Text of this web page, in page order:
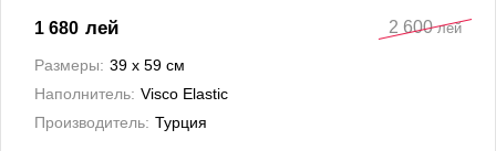
1 680 лей 2 600 лей
Размеры: 39 х 59 см
Наполнитель: Visco Elastic
Производитель: Турция